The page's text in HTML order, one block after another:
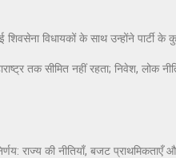
विधायकों के साथ उन्होंने पार्टी के
तक सीमित नहीं रहता; निवेश, लोक
राज्य की नीतियाँ, बजट प्राथमिकताएँ